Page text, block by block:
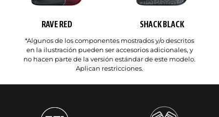
RAVE RED SHACK BLACK
*Algunos de los componentes mostrados y/o descritos
en la ilustración pueden ser accesorios adicionales, y
no hacen parte de la versión estándar de este modelo.
Aplican restricciones.